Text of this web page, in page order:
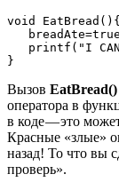
void
printf("I
}
Вызов EatBread()
оператора в
в коде — это
Красные «злые»
назад! То что вы
проверь».